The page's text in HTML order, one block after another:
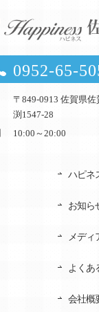
0952-65-
〒849-0913 佐賀県
渕1547-28
10:00～20:00
ハピネ
お知ら
メディ
よくあ
会社概